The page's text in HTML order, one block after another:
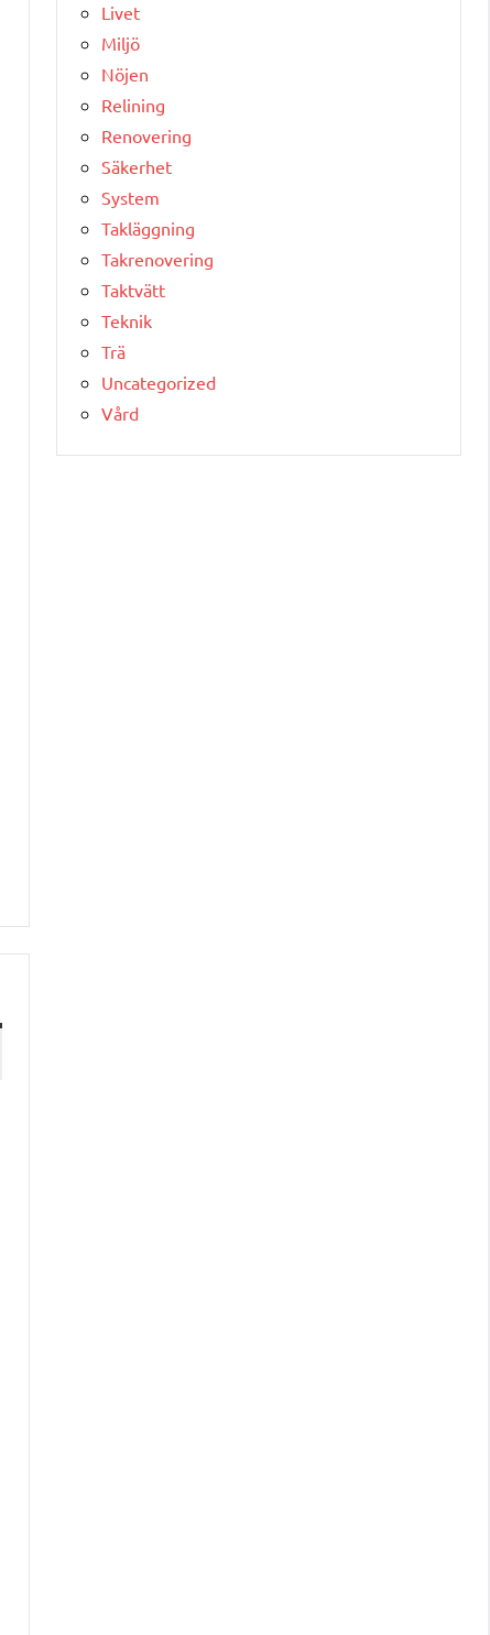
Livet
Miljö
Nöjen
Relining
Renovering
Säkerhet
System
Takläggning
Takrenovering
Taktvätt
Teknik
Trä
Uncategorized
Vård